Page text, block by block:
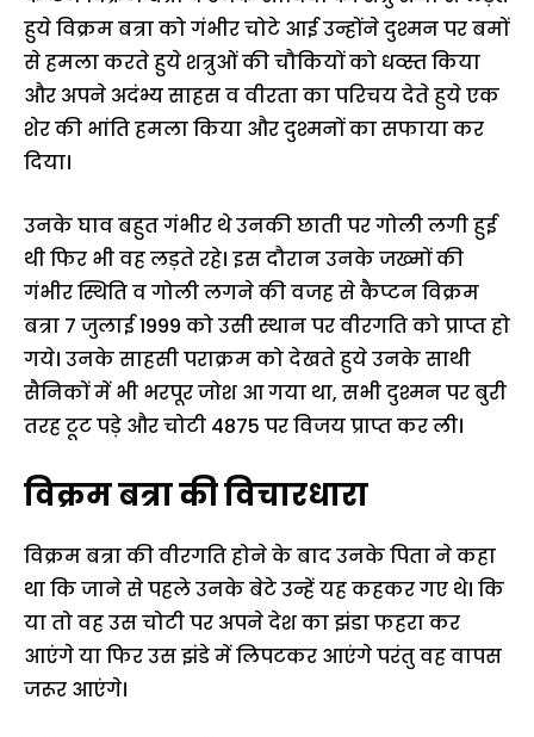
हुये विक्रम बत्रा को गंभीर चोटे आई उन्होंने दुश्मन पर बमों
से हमला करते हुये शत्रुओं की चौकियों को धव्स्त किया
और अपने अदंभ्य साहस व वीरता का परिचय देते हुये एक
शेर की भांति हमला किया और दुश्मनों का सफाया कर
दिया।
उनके घाव बहुत गंभीर थे उनकी छाती पर गोली लगी हुई
थी फिर भी वह लड़ते रहे। इस दौरान उनके जख्मों की
गंभीर स्थिति व गोली लगने की वजह से कैप्टन विक्रम
बत्रा 7 जुलाई 1999 को उसी स्थान पर वीरगति को प्राप्त हो
गये। उनके साहसी पराक्रम को देखते हुये उनके साथी
सैनिकों में भी भरपूर जोश आ गया था, सभी दुश्मन पर बुरी
तरह टूट पड़े और चोटी 4875 पर विजय प्राप्त कर ली।
विक्रम बत्रा की विचारधारा
विक्रम बत्रा की वीरगति होने के बाद उनके पिता ने कहा
था कि जाने से पहले उनके बेटे उन्हें यह कहकर गए थे। कि
या तो वह उस चोटी पर अपने देश का झंडा फहरा कर
आएंगे या फिर उस झंडे में लिपटकर आएंगे परंतु वह वापस
जरूर आएंगे।